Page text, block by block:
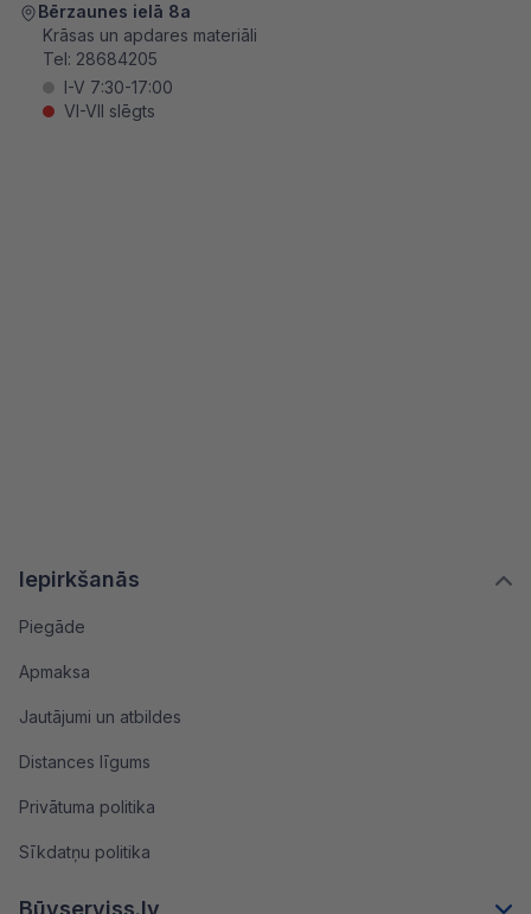
Iepirkšanās
Piegāde
Apmaksa
Jautājumi un atbildes
Distances līgums
Privātuma politika
Sīkdatņu politika
Būvserviss.lv
Bērzaunes ielā 8a
Krāsas un apdares materiāli
Tel: 28684205
I-V 7:30-17:00
VI-VII slēgts